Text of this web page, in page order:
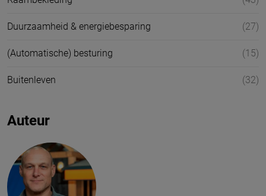
Duurzaamheid & energiebesparing (27)
(Automatische) besturing (15)
Buitenleven (32)
Auteur